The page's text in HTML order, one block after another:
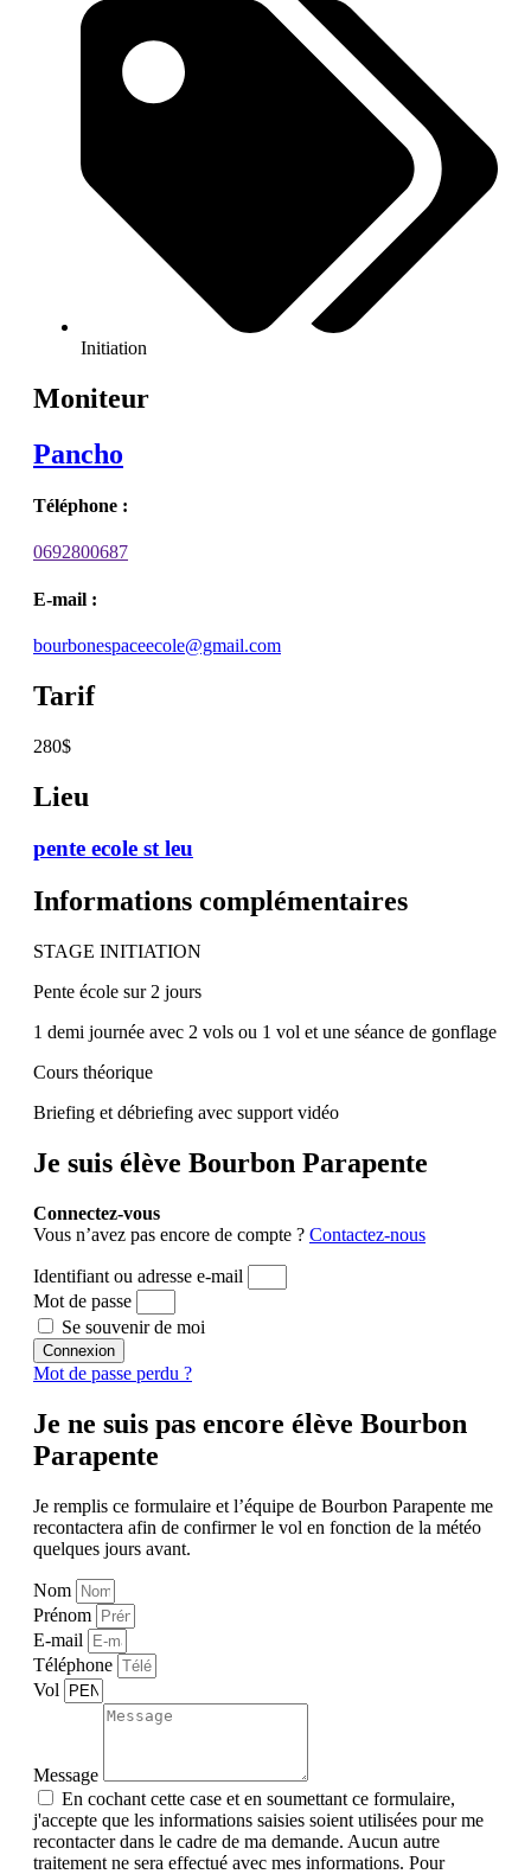
Initiation
Moniteur
Pancho
Téléphone :
0692800687
E-mail :
bourbonespaceecole@gmail.com
Tarif
280$
Lieu
pente ecole st leu
Informations complémentaires
STAGE INITIATION
Pente école sur 2 jours
1 demi journée avec 2 vols ou 1 vol et une séance de gonflage
Cours théorique
Briefing et débriefing avec support vidéo
Je suis élève Bourbon Parapente
Connectez-vous
Vous n’avez pas encore de compte ? Contactez-nous
Identifiant ou adresse e-mail
Mot de passe
Se souvenir de moi
Connexion
Mot de passe perdu ?
Je ne suis pas encore élève Bourbon
Parapente
Je remplis ce formulaire et l’équipe de Bourbon Parapente me
recontactera afin de confirmer le vol en fonction de la météo
quelques jours avant.
Nom
Prénom
E-mail
Téléphone
Vol
Message
En cochant cette case et en soumettant ce formulaire,
j'accepte que les informations saisies soient utilisées pour me
recontacter dans le cadre de ma demande. Aucun autre
traitement ne sera effectué avec mes informations. Pour